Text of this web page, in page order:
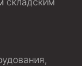
аварийный)